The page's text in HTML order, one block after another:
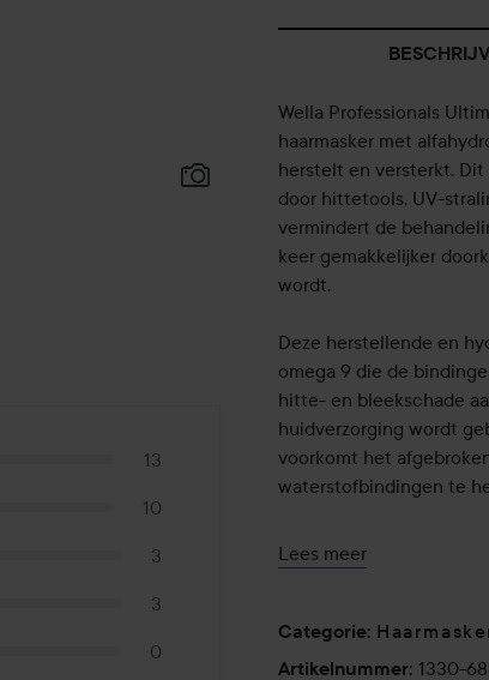
13
10
3
3
0
Wella Professionals
haarmasker met
herstelt en versterkt.
door hittetools, UV-
vermindert de
keer gemakkelijker
wordt.
Deze herstellende en
omega 9 die de
hitte- en bleekschade
huidverzorging wordt
voorkomt het
waterstofbindingen te
Ultimate Repair Mask
of het nu dun, vet, fijn,
Wella Professionals
Lees meer
Categorie:
Artikelnummer: 1330-